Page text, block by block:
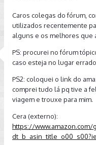
Caros colegas do fórum,
utilizados recentemente
alguns e os melhores que
PS: procurei no fórum
caso esteja no lugar
PS2: coloquei o link do
comprei tudo lá pq tive a
viagem e trouxe para mim.
Cera (externo):
https://www.amazon.com/